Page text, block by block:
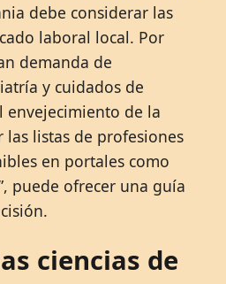
debe considerar las
laboral local. Por
demanda de
y cuidados de
de la
listas de profesiones
en portales como
puede ofrecer una guía
ciencias de